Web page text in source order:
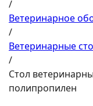
/
Ветеринарное
/
Ветеринарные
/
Стол
полипропилен